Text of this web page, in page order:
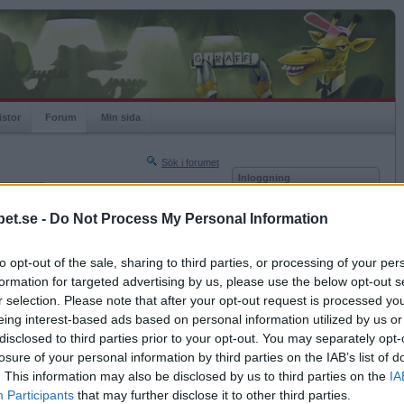
- Do Not Process My Personal Information
opt-out of the sale, sharing to third parties, or processing of your
for targeted advertising by us, please use the below opt-out
selection. Please note that after your opt-out request is processed
interest-based ads based on personal information utilized by us
to third parties prior to your opt-out. You may separately
of your personal information by third parties on the IAB’s list of
This information may also be disclosed by us to third parties on the
Participants that may further disclose it to other third parties.
Forum Min sida
Sök i forumet
Nästa sida »
2021-01-09 08:47
Inloggning
Kom ihåg mig
Glömt ditt lösenord?
Få ny aktiveringslänk
Betapet är gratis!